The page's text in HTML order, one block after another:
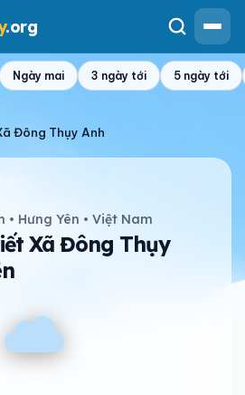
.org
Ngày mai 3 ngày tới 5 ngày tới
Đông Thụy Anh
Hưng Yên • Việt Nam
Xã Đông Thụy